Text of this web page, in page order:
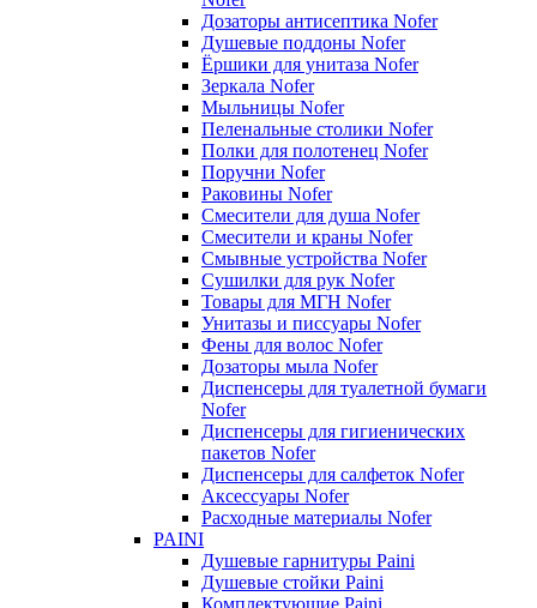
Дозаторы антисептика Nofer
Душевые поддоны Nofer
Ёршики для унитаза Nofer
Зеркала Nofer
Мыльницы Nofer
Пеленальные столики Nofer
Полки для полотенец Nofer
Поручни Nofer
Раковины Nofer
Смесители для душа Nofer
Смесители и краны Nofer
Смывные устройства Nofer
Сушилки для рук Nofer
Товары для МГН Nofer
Унитазы и писсуары Nofer
Фены для волос Nofer
Дозаторы мыла Nofer
Диспенсеры для туалетной бумаги
Nofer
Диспенсеры для гигиенических
пакетов Nofer
Диспенсеры для салфеток Nofer
Аксессуары Nofer
Расходные материалы Nofer
PAINI
Душевые гарнитуры Paini
Душевые стойки Paini
Комплектующие Paini